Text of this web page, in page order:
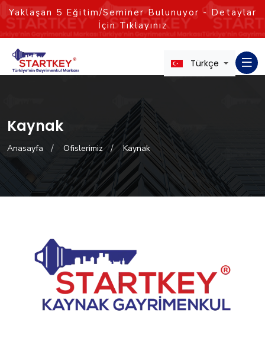
Yaklaşan 5 Eğitim/Seminer Bulunuyor - Detaylar
İçin Tıklayınız
Türkçe
Kaynak
Anasayfa Ofislerimiz Kaynak